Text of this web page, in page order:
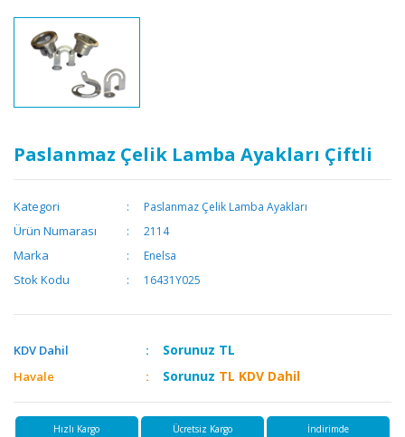
Paslanmaz Çelik Lamba Ayakları Çiftli
Kategori Paslanmaz Çelik Lamba Ayakları
Ürün Numarası 2114
Marka Enelsa
Stok Kodu 16431Y025
KDV Dahil Sorunuz TL
Havale Sorunuz TL KDV Dahil
Hızlı Kargo Ücretsiz Kargo İndirimde